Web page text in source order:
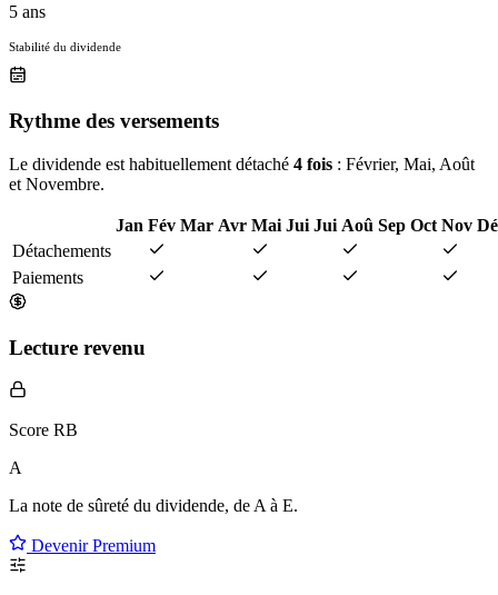
5 ans
Stabilité du dividende
Rythme des versements
Le dividende est habituellement détaché 4 fois : Février, Mai, Août
et Novembre.
Jan Fév Mar Avr Mai Jui Jui Aoû Sep Oct Nov
Détachements
Paiements
Lecture revenu
Score RB
A
La note de sûreté du dividende, de A à E.
Devenir Premium